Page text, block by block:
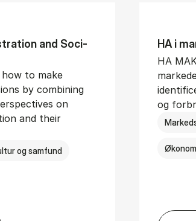
and So­ci­
to make
by combining
on
and their
og samfund
HA i
HA
og